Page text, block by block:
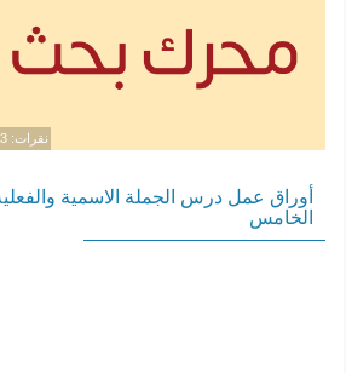
نقرات: 616763 / مشاهدات: 344781292
أوراق عمل درس الجملة الاسمية
الخامس